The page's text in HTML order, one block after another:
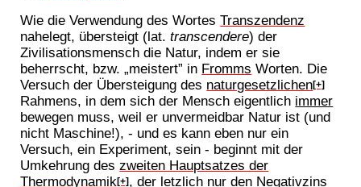
Wie die Verwendung des WortesTranszendenz
nahelegt, übersteigt (lat.transcendere) der
Zivilisationsmensch die Natur, indem er sie
beherrscht, bzw. „meistert” in Fromms Worten. Die
Versuch der Übersteigung des naturgesetzlichen[+]
Rahmens, in dem sich der Mensch eigentlich immer
bewegen muss, weil er unvermeidbar Natur ist (und
nicht Maschine!), - und es kann eben nur ein
Versuch, ein Experiment, sein - beginnt mit der
Umkehrung deszweiten Hauptsatzes der
Thermodynamik[+] , der letzlich nur den Negativzins